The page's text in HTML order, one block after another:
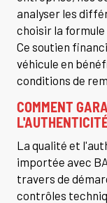
analyser les
choisir la formule
Ce soutien
véhicule en
conditions de
COMMENT
La qualité et
importée avec
travers de
contrôles